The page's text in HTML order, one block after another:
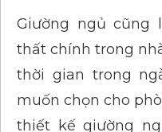
Giường ngủ cũng
thất chính trong
thời gian trong
muốn chọn cho
thiết kế giường